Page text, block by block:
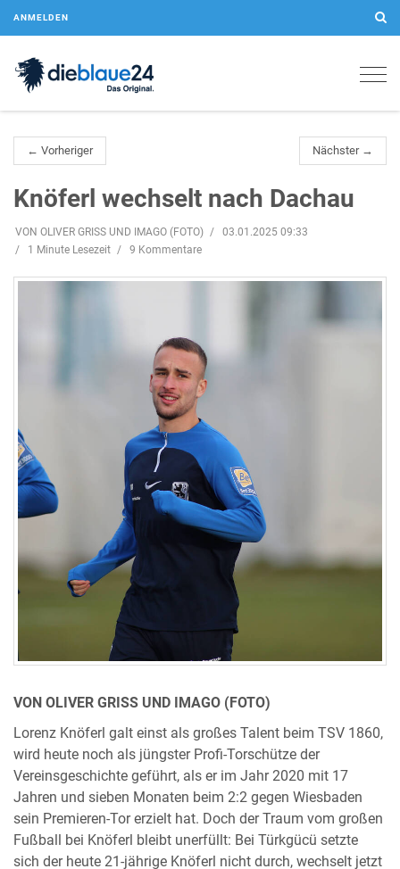
ANMELDEN
← Vorheriger Nächster →
Knöferl wechselt nach Dachau
VON OLIVER GRISS UND IMAGO (FOTO)
03.01.2025 09:33
1 Minute Lesezeit
9 Kommentare
VON OLIVER GRISS UND IMAGO (FOTO)
Lorenz Knöferl galt einst als großes Talent beim TSV 1860,
wird heute noch als jüngster Profi-Torschütze der
Vereinsgeschichte geführt, als er im Jahr 2020 mit 17
Jahren und sieben Monaten beim 2:2 gegen Wiesbaden
sein Premieren-Tor erzielt hat. Doch der Traum vom großen
Fußball bei Knöferl bleibt unerfüllt: Bei Türkgücü setzte
sich der heute 21-jährige Knöferl nicht durch, wechselt jetzt